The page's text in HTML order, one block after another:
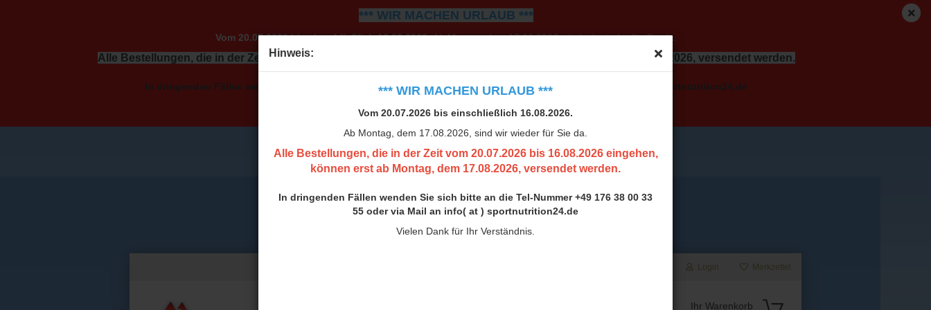
Hinweis:
*** WIR MACHEN URLAUB ***
Vom 20.07.2026 bis einschließlich 16.08.2026.
Ab Montag, dem 17.08.2026, sind wir wieder für Sie da.
Alle Bestellungen, die in der Zeit vom 20.07.2026 bis 16.08.2026 eingehen,
können erst ab Montag, dem 17.08.2026, versendet werden.
In dringenden Fällen wenden Sie sich bitte an die Tel-Nummer +49 176 38 00 33
55 oder via Mail an info( at ) sportnutrition24.de
Vielen Dank für Ihr Verständnis.
Suche...
Login Merkzettel
Ihr Warenkorb
*** WIR MACHEN URLAUB ***
Vom 20.07.2026 bis einschließlich 16.08.2026.Ab Montag, dem 17.08.2026, sind wir wieder für Sie da.
Alle Bestellungen, die in der Zeit vom 20.07.2026 bis 16.08.2026 eingehen, können erst ab Montag, dem 17.08.2026, versendet werden.
In dringenden Fällen wenden Sie sich bitte an die Tel-Nummer +49 176 38 00 33 55 oder via Mail an info( at ) sportnutrition24.de